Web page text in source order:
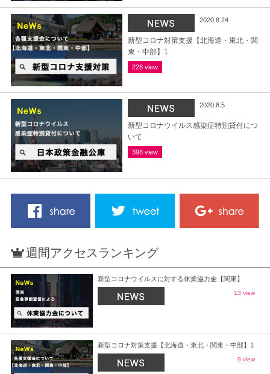
2020.8.24
新型コロナ対策支援【北海道・東北・関
東・中部】1
228 view
2020.8.5
新型コロナウイルス感染症特別貸付につ
いて
398 view
週間アクセスランキング
新型コロナウイルスに対する休業協力金【関東】
13 view
新型コロナ対策支援【北海道・東北・関東・中部】1
9 view